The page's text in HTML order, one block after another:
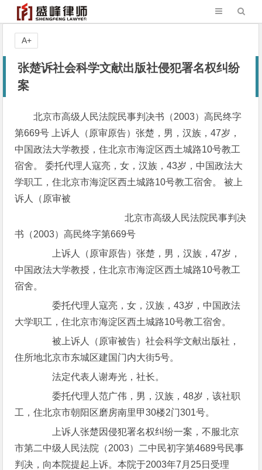
张楚诉社会科学文献出版社侵犯署名权纠纷
案
北京市高级人民法院民事判决书（2003）高民终字
第669号 上诉人（原审原告）张楚，男，汉族，47岁，
中国政法大学教授，住北京市海淀区西土城路10号教工
宿舍。 委托代理人寇亮，女，汉族，43岁，中国政法大
学职工，住北京市海淀区西土城路10号教工宿舍。 被上
诉人（原审被
北京市高级人民法院民事判决
书（2003）高民终字第669号
上诉人（原审原告）张楚，男，汉族，47岁，
中国政法大学教授，住北京市海淀区西土城路10号教工
宿舍。
委托代理人寇亮，女，汉族，43岁，中国政法
大学职工，住北京市海淀区西土城路10号教工宿舍。
被上诉人（原审被告）社会科学文献出版社，
住所地北京市东城区建国门内大街5号。
法定代表人谢寿光，社长。
委托代理人范广伟，男，汉族，48岁，该社职
工，住北京市朝阳区磨房南里甲30楼2门301号。
上诉人张楚因侵犯署名权纠纷一案，不服北京
市第二中级人民法院（2003）二中民初字第4689号民事
判决，向本院提起上诉。本院于2003年7月25日受理
A+